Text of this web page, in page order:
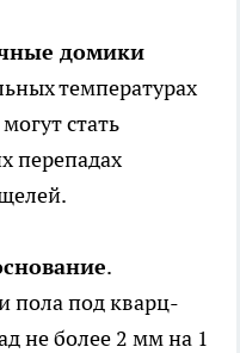
домики
температурах
стать
перепадах
.
пола под кварц-
не более 2 мм на 1